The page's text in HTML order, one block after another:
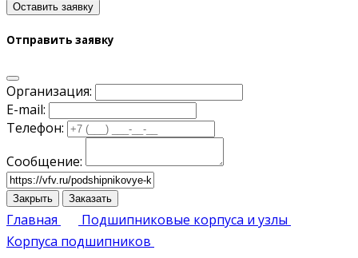
Оставить заявку
Отправить заявку
Организация:
E-mail:
Телефон:
Сообщение:
Закрыть Заказать
Главная
Подшипниковые корпуса и узлы
Корпуса подшипников